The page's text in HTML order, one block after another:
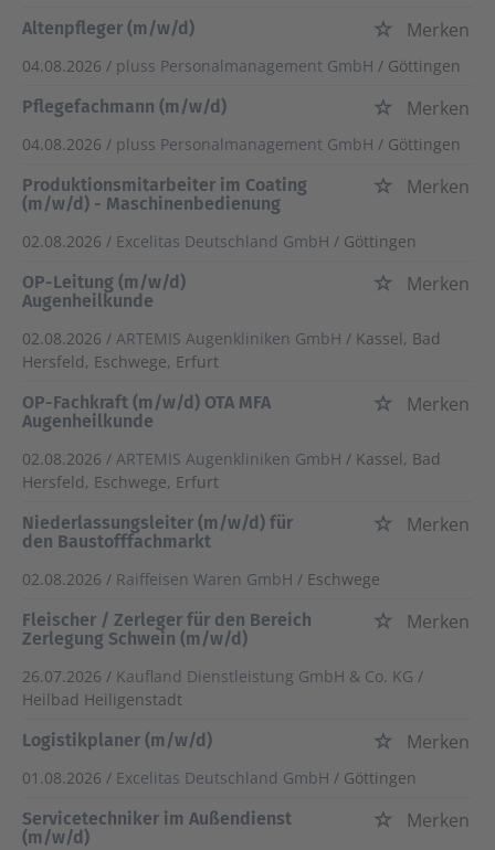
Altenpfleger (m/w/d)
Merken
04.08.2026 / pluss Personalmanagement GmbH / Göttingen
Pflegefachmann (m/w/d)
Merken
04.08.2026 / pluss Personalmanagement GmbH / Göttingen
Produktionsmitarbeiter im Coating
(m/w/d) - Maschinenbedienung
Merken
02.08.2026 / Excelitas Deutschland GmbH / Göttingen
OP-Leitung (m/w/d)
Augenheilkunde
Merken
02.08.2026 / ARTEMIS Augenkliniken GmbH / Kassel, Bad
Hersfeld, Eschwege, Erfurt
OP-Fachkraft (m/w/d) OTA MFA
Augenheilkunde
Merken
02.08.2026 / ARTEMIS Augenkliniken GmbH / Kassel, Bad
Hersfeld, Eschwege, Erfurt
Niederlassungsleiter (m/w/d) für
den Baustofffachmarkt
Merken
02.08.2026 / Raiffeisen Waren GmbH / Eschwege
Fleischer / Zerleger für den Bereich
Zerlegung Schwein (m/w/d)
Merken
26.07.2026 / Kaufland Dienstleistung GmbH & Co. KG /
Heilbad Heiligenstadt
Logistikplaner (m/w/d)
Merken
01.08.2026 / Excelitas Deutschland GmbH / Göttingen
Servicetechniker im Außendienst
(m/w/d)
Merken